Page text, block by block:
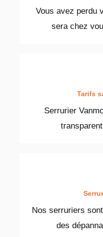
Vous avez perdu
sera chez
Tarifs
Serrurier
Nos serruriers
des